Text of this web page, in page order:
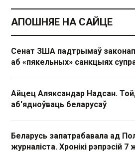
АПОШНЯЕ НА САЙЦЕ
Сенат ЗША падтрымаў
аб «пякельных» санкцыях
Айцец Аляксандар Надсан.
аб'ядноўваць беларусаў
Беларусь запатрабавала ад
журналіста. Хронікі рэпрэсій 7